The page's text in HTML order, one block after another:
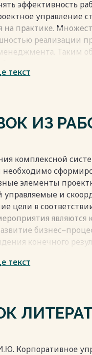
эффективность
управление
на практике.
реализации
Таким
методов,
относительно
и
руководством
изменения
доступенпосле
текст
ИЗ
комплексной
необходимо
элементы
и
цели в
конечного
специфичного
текст
Корпоративное